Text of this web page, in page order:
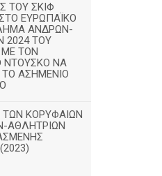
ΤΟΥ ΣΚΙΦ
ΕΥΡΩΠΑΪΚΟ
ΑΝΔΡΩΝ-
2024 ΤΟΥ
ΜΕ ΤΟΝ
ΝΤΟΥΣΚΟ ΝΑ
ΑΣΗΜΕΝΙΟ
ΤΩΝ ΚΟΡΥΦΑΙΩΝ
ΑΘΛΗΤΡΙΩΝ